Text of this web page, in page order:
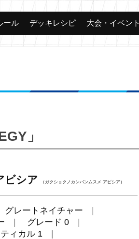
カード 大会
ール デッキレシピ 大会・イベント
」
ビシア （ガクショクノカンバンムスメ アビシア）
グレートネイチャー
グレード 0
ィカル 1